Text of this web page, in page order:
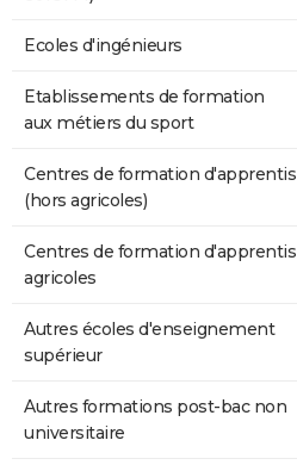
Ecoles d'ingénieurs
Etablissements de formation
aux métiers du sport
Centres de formation d'apprentis
(hors agricoles)
Centres de formation d'apprentis
agricoles
Autres écoles d'enseignement
supérieur
Autres formations post-bac non
universitaire